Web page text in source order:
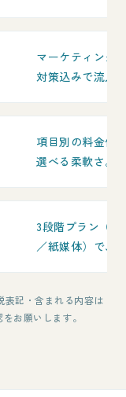
マーケティング
対策込みで流入
項目別の料金体
選べる柔軟さ。
3段階プラン（
／紙媒体）で、
記・含まれる内容は
お願いします。